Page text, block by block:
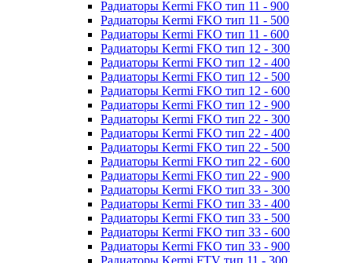
Радиаторы Kermi FKO тип 11 - 900
Радиаторы Kermi FKO тип 11 - 500
Радиаторы Kermi FKO тип 11 - 600
Радиаторы Kermi FKO тип 12 - 300
Радиаторы Kermi FKO тип 12 - 400
Радиаторы Kermi FKO тип 12 - 500
Радиаторы Kermi FKO тип 12 - 600
Радиаторы Kermi FKO тип 12 - 900
Радиаторы Kermi FKO тип 22 - 300
Радиаторы Kermi FKO тип 22 - 400
Радиаторы Kermi FKO тип 22 - 500
Радиаторы Kermi FKO тип 22 - 600
Радиаторы Kermi FKO тип 22 - 900
Радиаторы Kermi FKO тип 33 - 300
Радиаторы Kermi FKO тип 33 - 400
Радиаторы Kermi FKO тип 33 - 500
Радиаторы Kermi FKO тип 33 - 600
Радиаторы Kermi FKO тип 33 - 900
Радиаторы Kermi FTV тип 11 - 300